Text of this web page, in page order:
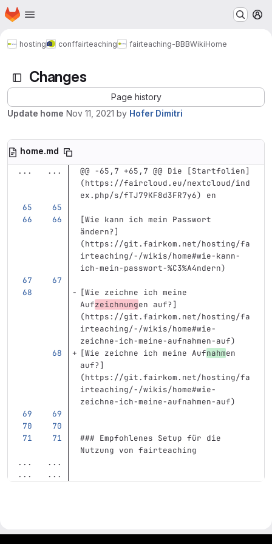
Skip to main content
Homepage
hosting conffairteaching fairteaching-BBBWikiHome
Changes
Page history
Update home Nov 11, 2021 by Hofer Dimitri
home.md
...
...
@@ -65,7 +65,7 @@ Die [Startfolien]
(https://faircloud.eu/nextcloud/ind
ex.php/s/fTJ79KF8d3FR7y6) en
[Wie kann ich mein Passwort
ändern? ]
(https://git.fairkom.net/hosting/fa
irteaching/-/wikis/home#wie-kann-
ich-mein-passwort-%C3%A4ndern)
[Wie zeichne ich meine
Aufzeichnungen auf? ]
(https://git.fairkom.net/hosting/fa
irteaching/-/wikis/home#wie-
zeichne-ich-meine-aufnahmen-auf)
[Wie zeichne ich meine Aufnahmen
auf? ]
(https://git.fairkom.net/hosting/fa
irteaching/-/wikis/home#wie-
zeichne-ich-meine-aufnahmen-auf)
### Empfohlenes Setup für die
Nutzung von fairteaching
...
...
...
...